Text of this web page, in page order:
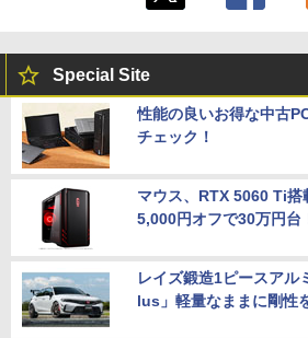
Special Site
性能の良いお得な中古
チェック！
マウス、RTX 5060 Ti搭
5,000円オフで30万円台
レイズ鍛造1ピースアル
lus」軽量なままに剛性